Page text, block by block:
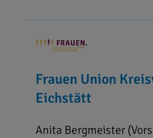
Frauen Union
Eichstätt
Anita Bergmeister